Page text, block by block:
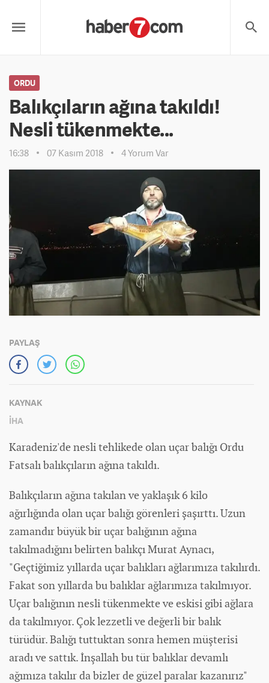
ORDU
Balıkçıların ağına takıldı!
Nesli tükenmekte...
16:38 07 Kasım 2018 4 Yorum Var
PAYLAŞ
KAYNAK
İHA
Karadeniz'de nesli tehlikede olan uçar balığı Ordu
Fatsalı balıkçıların ağına takıldı.
Balıkçıların ağına takılan ve yaklaşık 6 kilo
ağırlığında olan uçar balığı görenleri şaşırttı. Uzun
zamandır büyük bir uçar balığının ağına
takılmadığını belirten balıkçı Murat Aynacı,
"Geçtiğimiz yıllarda uçar balıkları ağlarımıza takılırdı.
Fakat son yıllarda bu balıklar ağlarımıza takılmıyor.
Uçar balığının nesli tükenmekte ve eskisi gibi ağlara
da takılmıyor. Çok lezzetli ve değerli bir balık
türüdür. Balığı tuttuktan sonra hemen müşterisi
aradı ve sattık. İnşallah bu tür balıklar devamlı
ağımıza takılır da bizler de güzel paralar kazanırız"